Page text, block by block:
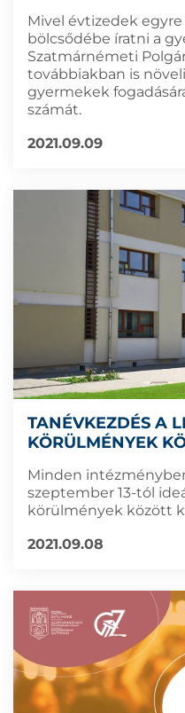
Mivel évtizedek
bölcsődébe íratni a
Szatmárnémeti
továbbiakban is
gyermekek
számát.
2021.09.09
TANÉVKEZDÉS A
KÖRÜLMÉNYEK
Minden
szeptember 13-tól
körülmények között
2021.09.08